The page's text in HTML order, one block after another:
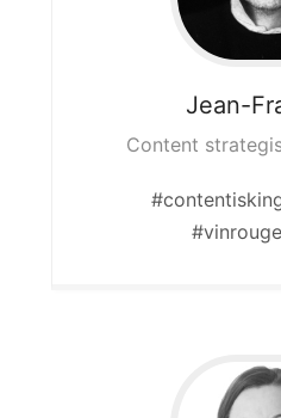
Jean-
Content